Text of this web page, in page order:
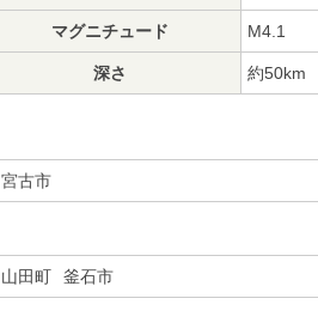
マグニチュード M4.1
深さ 約50km
宮古市
山田町 釜石市